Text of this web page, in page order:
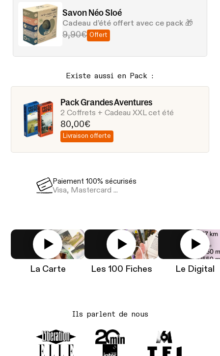
Savon Néo Sloé
Cadeau d’été offert avec ce pack 🎁
9,90€ Offert
Existe aussi en Pack :
Pack Grandes Aventures
2 Coffrets + Cadeau XXL cet été
80,00€
Livraison offerte
Paiement 100% sécurisés
Visa, Mastercard ...
La Carte Les 100 Fiches Le Digital
Ils parlent de nous